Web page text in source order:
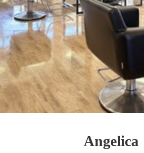
Angelica